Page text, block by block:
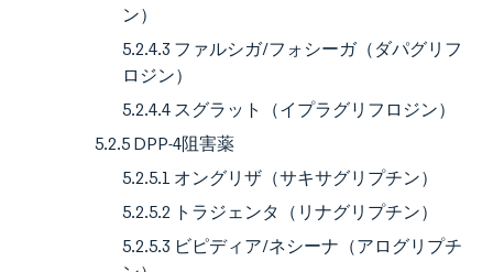
ン）
5.2.4.3 ファルシガ/フォシーガ（ダパグリフ
ロジン）
5.2.4.4 スグラット（イプラグリフロジン）
5.2.5 DPP-4阻害薬
5.2.5.1 オングリザ（サキサグリプチン）
5.2.5.2 トラジェンタ（リナグリプチン）
5.2.5.3 ビピディア/ネシーナ（アログリプチ